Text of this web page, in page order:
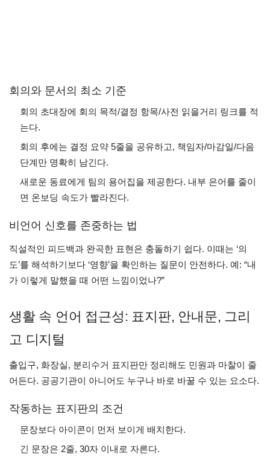
회의와 문서의 최소 기준
회의 초대장에 회의 목적/결정 항목/사전 읽을거리 링크를 적
는다.
회의 후에는 결정 요약 5줄을 공유하고, 책임자/마감일/다음
단계만 명확히 남긴다.
새로운 동료에게 팀의 용어집을 제공한다. 내부 은어를 줄이
면 온보딩 속도가 빨라진다.
비언어 신호를 존중하는 법
직설적인 피드백과 완곡한 표현은 충돌하기 쉽다. 이때는 ‘의
도’를 해석하기보다 ‘영향’을 확인하는 질문이 안전하다. 예: “내
가 이렇게 말했을 때 어떤 느낌이었나?”
생활 속 언어 접근성: 표지판, 안내문, 그리
고 디지털
출입구, 화장실, 분리수거 표지판만 정리해도 민원과 마찰이 줄
어든다. 공공기관이 아니어도 누구나 바로 바꿀 수 있는 요소다.
작동하는 표지판의 조건
문장보다 아이콘이 먼저 보이게 배치한다.
긴 문장은 2줄, 30자 이내로 자른다.